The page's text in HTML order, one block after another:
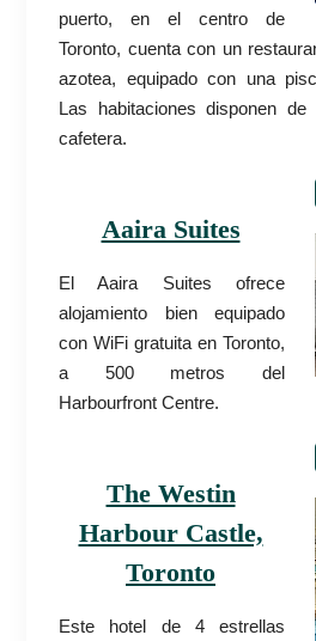
puerto, en el centro de
Toronto, cuenta con un
azotea, equipado con una
Las habitaciones disponen
cafetera.
Aaira Suites
El Aaira Suites ofrece
alojamiento bien equipado
con WiFi gratuita en Toronto,
a 500 metros del
Harbourfront Centre.
The Westin
Harbour Castle,
Toronto
Este hotel de 4 estrellas